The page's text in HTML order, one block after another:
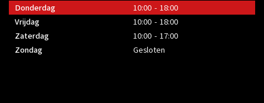
Donderdag
10:00 - 18:00
Vrijdag
10:00 - 18:00
Zaterdag
10:00 - 17:00
Zondag
Gesloten